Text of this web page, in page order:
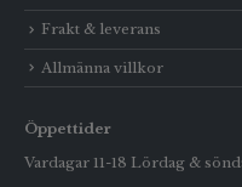
Frakt & leverans
Allmänna villkor
Öppettider
Vardagar 11-18 Lördag &